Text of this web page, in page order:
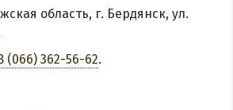
область, г. Бердянск, ул.
(066) 362-56-62.